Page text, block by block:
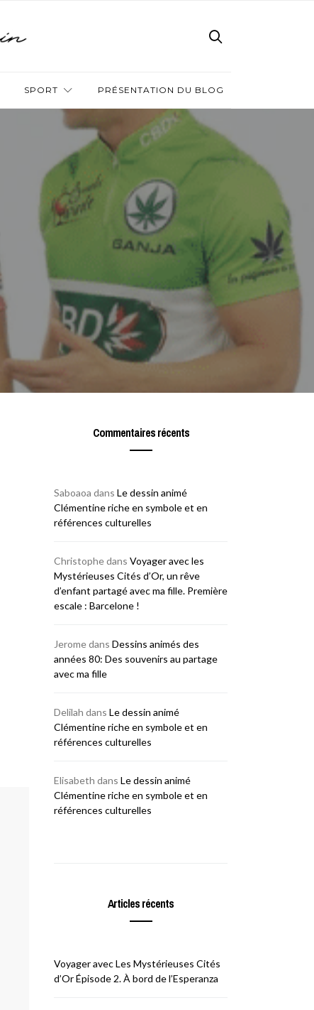
SPORT PRÉSENTATION DU BLOG
Commentaires récents
Saboaoa dans Le dessin animé
Clémentine riche en symbole et en
références culturelles
Christophedans Voyager avec les
Mystérieuses Cités d’Or, un rêve
d’enfant partagé avec ma fille. Première
escale : Barcelone !
Jeromedans Dessins animés des
années 80: Des souvenirs au partage
avec ma fille
Delilah dans Le dessin animé
Clémentine riche en symbole et en
références culturelles
Elisabeth dans Le dessin animé
Clémentine riche en symbole et en
références culturelles
Articles récents
Voyager avec Les Mystérieuses Cités
d’Or Épisode 2. À bord de l’Esperanza